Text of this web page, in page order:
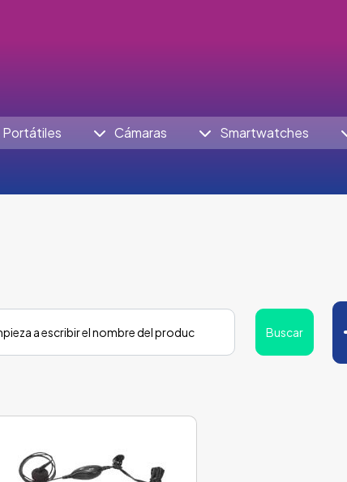
Portátiles Cámaras Smartwatches
Buscar